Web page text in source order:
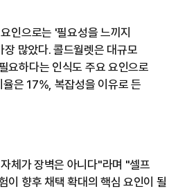
인으로는 '필요성을 느끼지
많았다. 콜드월렛은 대규모
요하다는 인식도 주요 요인으로
은 17%, 복잡성을 이유로 든
체가 장벽은 아니다"라며 "셀프
이 향후 채택 확대의 핵심 요인이 될